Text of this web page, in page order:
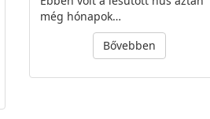
még hónapok…
Bővebben